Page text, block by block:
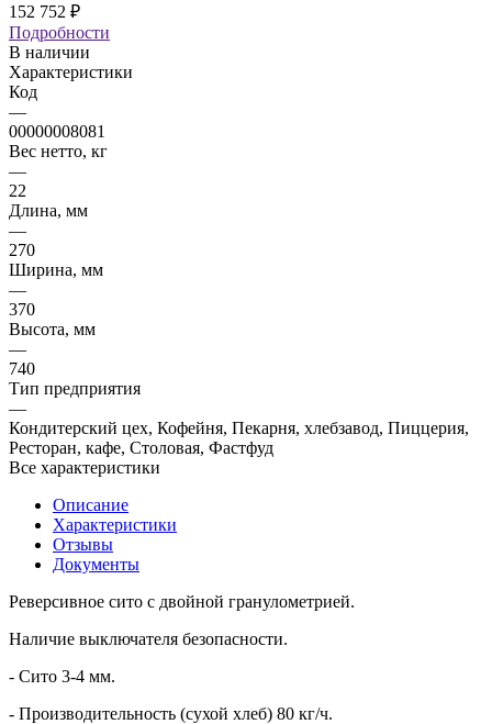
152 752 ₽
Подробности
В наличии
Характеристики
Код
—
00000008081
Вес нетто, кг
—
22
Длина, мм
—
270
Ширина, мм
—
370
Высота, мм
—
740
Тип предприятия
—
Кондитерский цех, Кофейня, Пекарня, хлебзавод, Пиццерия,
Ресторан, кафе, Столовая, Фастфуд
Все характеристики
Описание
Характеристики
Отзывы
Документы
Реверсивное сито с двойной гранулометрией.
Наличие выключателя безопасности.
- Сито 3-4 мм.
- Производительность (сухой хлеб) 80 кг/ч.